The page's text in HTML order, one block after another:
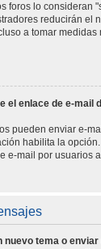
foros lo consideran
reducirán el
a tomar medidas
el enlace de e-mail
pueden enviar e-
habilita la
e-mail por usuarios
nuevo tema o